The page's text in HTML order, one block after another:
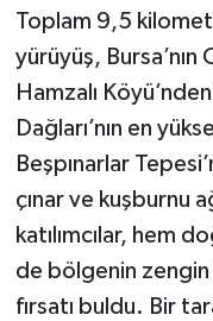
Toplam 9,5
yürüyüş, Bursa’nın
Hamzalı
Dağları’nın en
Beşpınarlar
çınar ve kuşburnu
katılımcılar, hem
de bölgenin
fırsatı buldu. Bir